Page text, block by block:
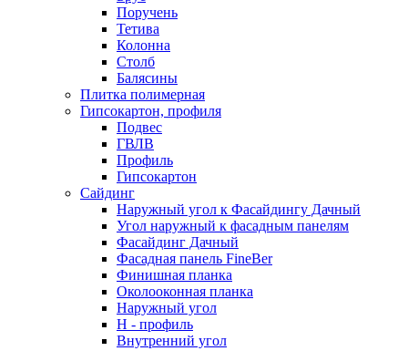
Поручень
Тетива
Колонна
Столб
Балясины
Плитка полимерная
Гипсокартон, профиля
Подвес
ГВЛВ
Профиль
Гипсокартон
Сайдинг
Наружный угол к Фасайдингу Дачный
Угол наружный к фасадным панелям
Фасайдинг Дачный
Фасадная панель FineBer
Финишная планка
Околооконная планка
Наружный угол
H - профиль
Внутренний угол